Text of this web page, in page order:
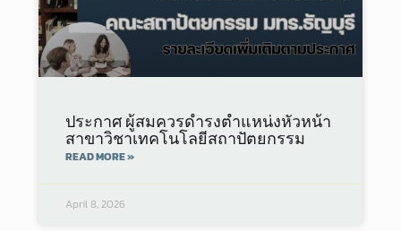
ประกาศ ผู้สมควรดำรงตำแหน่งหัวหน้า
สาขาวิชาเทคโนโลยีสถาปัตยกรรม
READ MORE »
April 8, 2026